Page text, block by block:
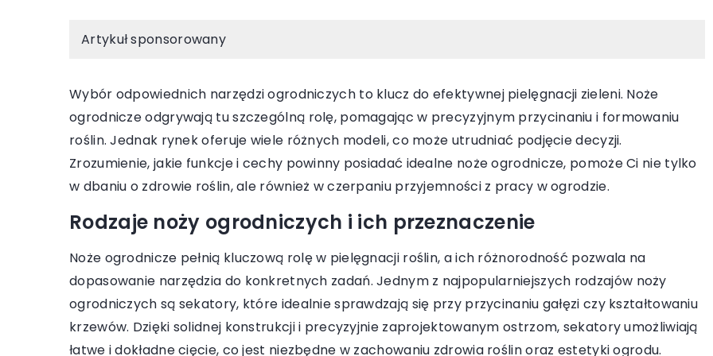
Artykuł sponsorowany
Wybór odpowiednich narzędzi ogrodniczych to klucz do efektywnej pielęgnacji zieleni. Noże
ogrodnicze odgrywają tu szczególną rolę, pomagając w precyzyjnym przycinaniu i formowaniu
roślin. Jednak rynek oferuje wiele różnych modeli, co może utrudniać podjęcie decyzji.
Zrozumienie, jakie funkcje i cechy powinny posiadać idealne noże ogrodnicze, pomoże Ci nie tylko
w dbaniu o zdrowie roślin, ale również w czerpaniu przyjemności z pracy w ogrodzie.
Rodzaje noży ogrodniczych i ich przeznaczenie
Noże ogrodnicze pełnią kluczową rolę w pielęgnacji roślin, a ich różnorodność pozwala na
dopasowanie narzędzia do konkretnych zadań. Jednym z najpopularniejszych rodzajów noży
ogrodniczych są sekatory, które idealnie sprawdzają się przy przycinaniu gałęzi czy kształtowaniu
krzewów. Dzięki solidnej konstrukcji i precyzyjnie zaprojektowanym ostrzom, sekatory umożliwiają
łatwe i dokładne cięcie, co jest niezbędne w zachowaniu zdrowia roślin oraz estetyki ogrodu.
wybrać idealne meble loftowe do
jak wybrać meble loftowe, które
Twoje nowoczesne wnętrze.
się, na co zwrócić uwagę przy
aby stworzyć przestrzeń
charakteru i stylu.
20 grudnia 2025
Korzyści z elastycznych przestrzeni
Odkryj, jak elastyczne przestrzenie
biurowe mogą wspierać rozwój firm,
oferując niższe koszty operacyjne,
większą mobilność i poprawę
efektywności zespołów.
04 marca 2024
Jak wybrać idealny
również poprawia
Odkryj sposoby na wybór
ozdób do sufitu
nie tylko pięknie ozdobią
ale również poprawią
powietrza. Porady ekspertów i